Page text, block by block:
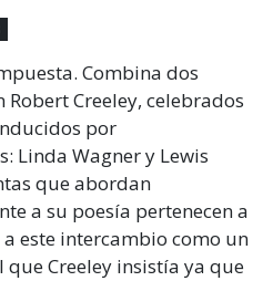
Combina dos
Creeley, celebrados
por
Linda Wagner y Lewis
que abordan
a su poesía pertenecen a
este intercambio como un
que Creeley insistía ya que